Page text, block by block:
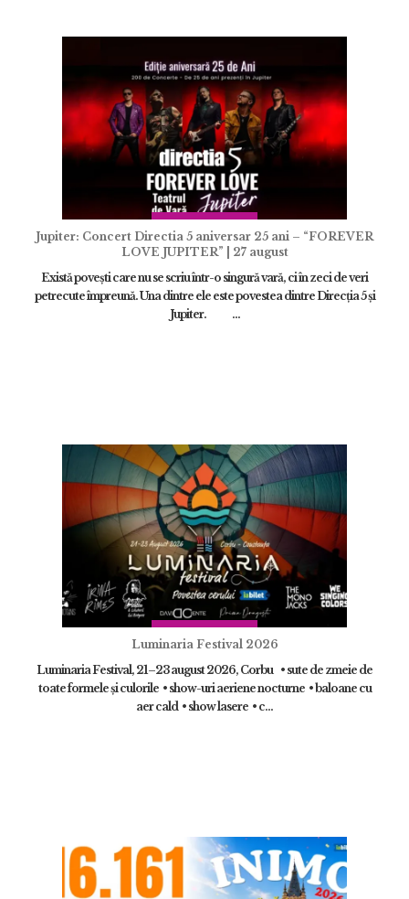
Jupiter: Concert Directia 5 aniversar 25 ani – “FOREVER
LOVE JUPITER” | 27 august
Există povești care nu se scriu într-o singură vară, ci în zeci de veri
petrecute împreună. Una dintre ele este povestea dintre Direcția 5 și
Jupiter. ...
Luminaria Festival 2026
Luminaria Festival, 21–23 august 2026, Corbu • sute de zmeie de
toate formele și culorile • show-uri aeriene nocturne • baloane cu
aer cald • show lasere • c...